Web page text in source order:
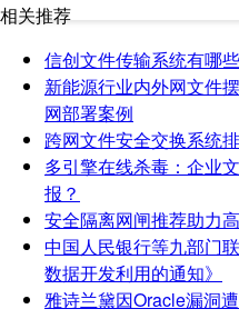
相关推荐
信创文件传输系统有哪
新能源行业内外网文件
网部署案例
跨网文件安全交换系统
多引擎在线杀毒：企业
报？
安全隔离网闸推荐助力
中国人民银行等九部门
数据开发利用的通知》
雅诗兰黛因Oracle漏洞